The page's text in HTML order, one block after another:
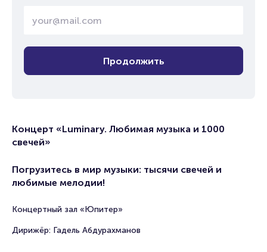
Продолжить
Концерт «Luminary. Любимая музыка и 1000
свечей»
Погрузитесь в мир музыки: тысячи свечей и
любимые мелодии!
Концертный зал «Юпитер»
Дирижёр: Гадель Абдурахманов